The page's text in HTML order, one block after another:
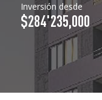
Inversión desde
$284'235,000